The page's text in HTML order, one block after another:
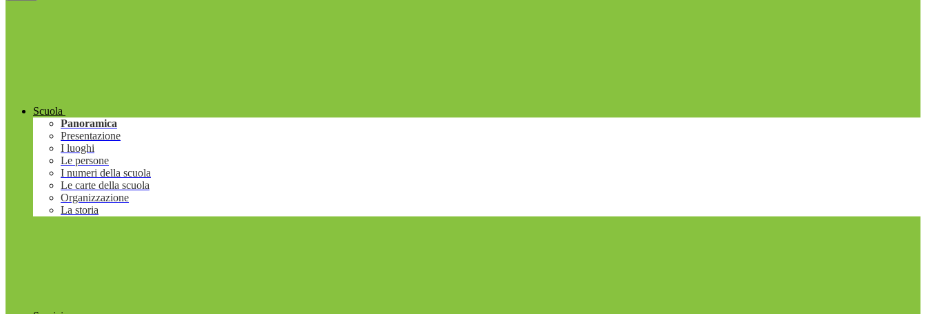
Scuola
Panoramica
Presentazione
I luoghi
Le persone
I numeri della scuola
Le carte della scuola
Organizzazione
La storia